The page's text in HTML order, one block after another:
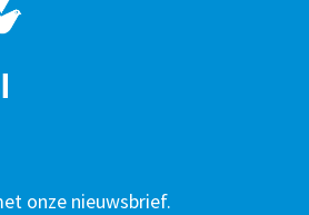
onze nieuwsbrief.